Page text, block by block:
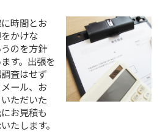
に時間とお
かけな
のを方針
す。出張を
査はせず
ール、お
ただいた
お見積も
たします。